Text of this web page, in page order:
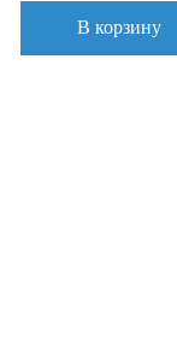
В корзину